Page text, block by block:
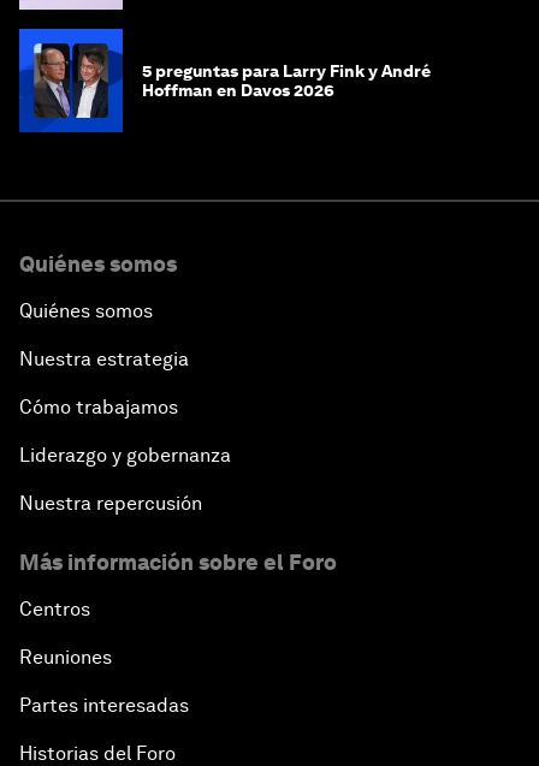
5 preguntas para Larry Fink y André
Hoffman en Davos 2026
Quiénes somos
Quiénes somos
Nuestra estrategia
Cómo trabajamos
Liderazgo y gobernanza
Nuestra repercusión
Más información sobre el Foro
Centros
Reuniones
Partes interesadas
Historias del Foro